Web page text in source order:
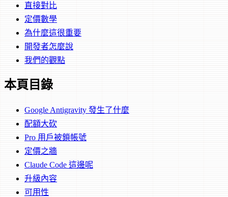
直接對比
定價數學
為什麼這很重要
開發者怎麼說
我們的觀點
本頁目錄
Google Antigravity 發生了什麼
配額大砍
Pro 用戶被鎖帳號
定價之牆
Claude Code 這邊呢
升級內容
可用性